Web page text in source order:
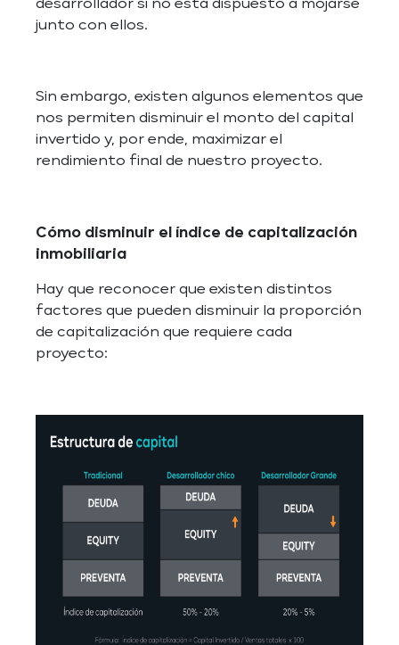
desarrollador si no está dispuesto a mojarse
junto con ellos.
Sin embargo, existen algunos elementos que
nos permiten disminuir el monto del capital
invertido y, por ende, maximizar el
rendimiento final de nuestro proyecto.
Cómo disminuir el índice de capitalización
inmobiliaria
Hay que reconocer que existen distintos
factores que pueden disminuir la proporción
de capitalización que requiere cada
proyecto: